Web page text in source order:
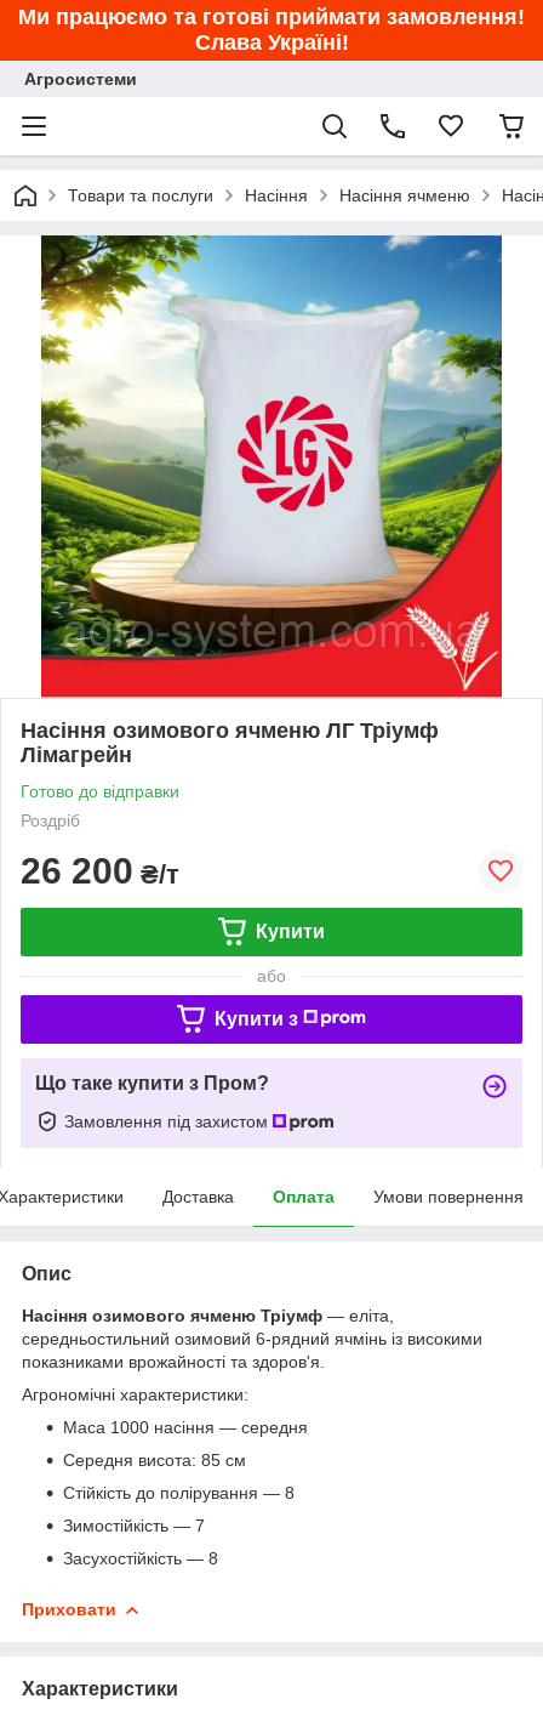
Ми працюємо та готові приймати замовлення!
Слава Україні!
Агросистеми
Товари та послуги Насіння Насіння ячменю
Насіння озимового ячменю ЛГ Тріумф
Лімагрейн
Готово до відправки
Роздріб
26 200 ₴/т
Купити
або
Купити з
Що таке купити з Пром?
Замовлення під захистом
Доставка Оплата Умови повернення
Опис
Насіння озимового ячменю Тріумф — еліта,
середньостильний озимовий 6-рядний ячмінь із високими
показниками врожайності та здоров'я.
Агрономічні характеристики:
Маса 1000 насіння — середня
Середня висота: 85 см
Стійкість до полірування — 8
Зимостійкість — 7
Засухостійкість — 8
Приховати
Характеристики